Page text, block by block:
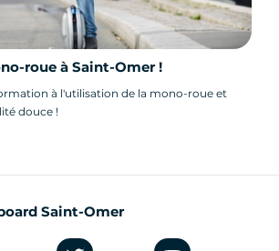
roue à Saint-Omer !
à l'utilisation de la mono-roue et
douce !
Saint-Omer